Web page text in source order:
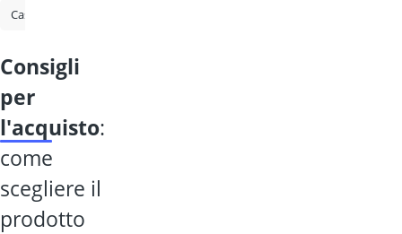
Cassa Bluetooth
consigli
per
l'acquisto:
come
scegliere il
prodotto